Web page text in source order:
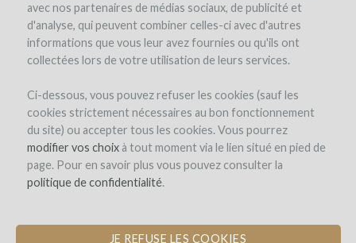
avec nos partenaires de médias sociaux, de publicité et
d'analyse, qui peuvent combiner celles-ci avec d'autres
informations que vous leur avez fournies ou qu'ils ont
collectées lors de votre utilisation de leurs services.
Ci-dessous, vous pouvez refuser les cookies (sauf les
cookies strictement nécessaires au bon fonctionnement
du site) ou accepter tous les cookies. Vous pourrez
modifier vos choixà tout moment via le lien situé en pied de
page. Pour en savoir plus vous pouvez consulter la
politique de confidentialité.
JE REFUSE LES COOKIES
Les Longues Vignes
ÉQUIPEMENT DU CHAI POUR
PRODUIRE LE PREMIER VIN DE
BRETAGNE